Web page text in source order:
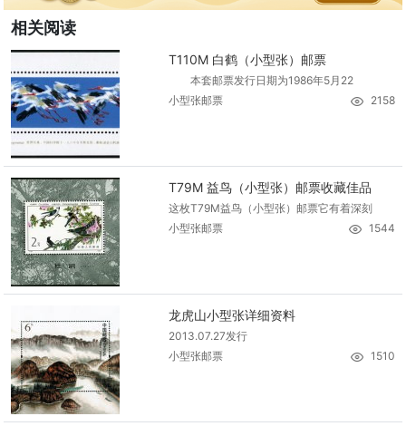
相关阅读
T110M 白鹤（小型张）邮票
本套邮票发行日期为1986年5月22
小型张邮票
2158
T79M 益鸟（小型张）邮票收藏佳品
这枚T79M益鸟（小型张）邮票它有着深刻
小型张邮票
1544
龙虎山小型张详细资料
2013.07.27发行
小型张邮票
1510